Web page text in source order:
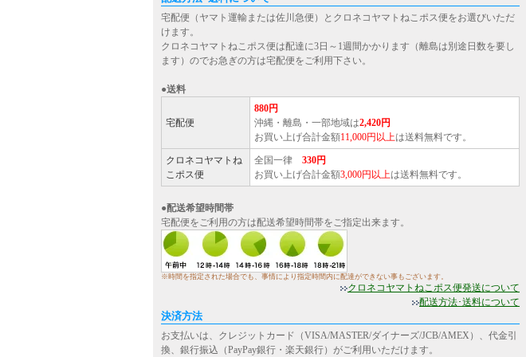
宅配便（ヤマト運輸または佐川急便）とクロネコヤマトねこポス便をお選びいただ
けます。
クロネコヤマトねこポス便は配達に3日～1週間かかります（離島は別途日数を要し
ます）のでお急ぎの方は宅配便をご利用下さい。
●送料
宅配便
880円
沖縄・離島・一部地域は2,420円
お買い上げ合計金額11,000円以上は送料無料です。
クロネコヤマトね
こポス便
全国一律 330円
お買い上げ合計金額3,000円以上は送料無料です。
●配送希望時間帯
宅配便をご利用の方は配送希望時間帯をご指定出来ます。
※時間を指定された場合でも、事情により指定時間内に配達ができない事もございます。
クロネコヤマトねこポス便発送について
配送方法･送料について
決済方法
お支払いは、クレジットカード（VISA/MASTER/ダイナーズ/JCB/AMEX）、代金引
換、銀行振込（PayPay銀行・楽天銀行）がご利用いただけます。